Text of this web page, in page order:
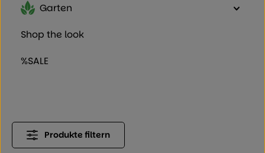
Garten
Shop the look
%SALE
Produkte filtern